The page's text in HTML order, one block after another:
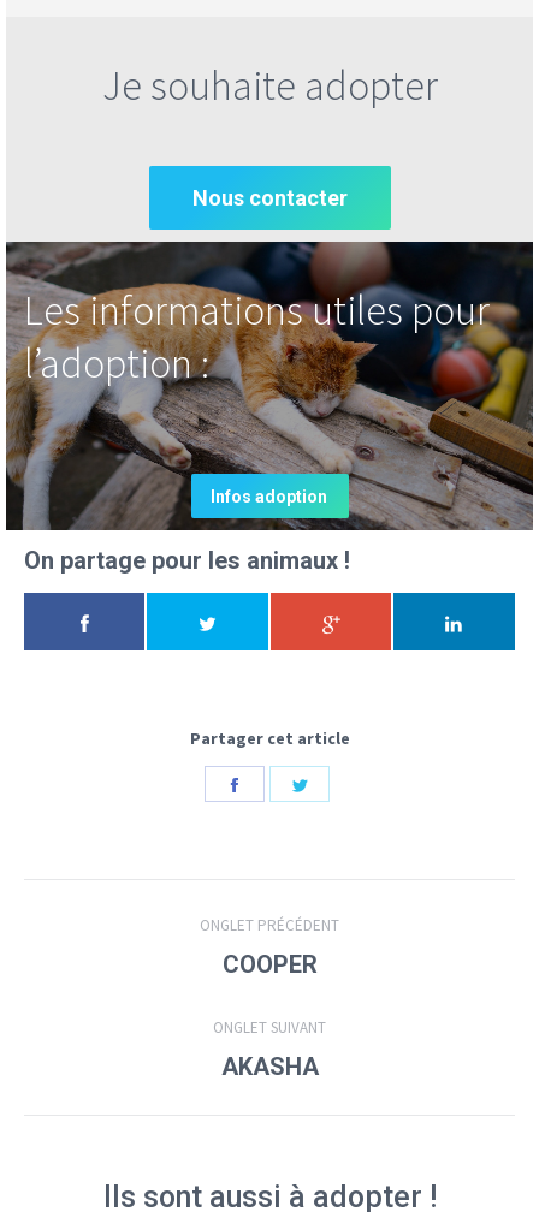
Je souhaite adopter
Nous contacter
Les informations utiles pour
l’adoption :
Infos adoption
On partage pour les animaux !
Partager cet article
commentaire
ONGLET PRÉCÉDENT
Onglet
COOPER
ONGLET SUIVANT
Projets
AKASHA
Ils sont aussi à adopter !